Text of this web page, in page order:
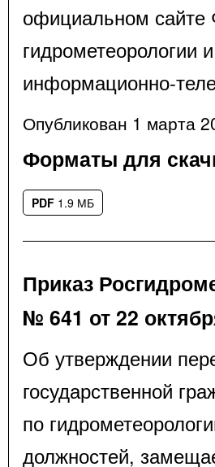
официальном
гидрометеорологии
информационно-
Опубликован 1 марта
Форматы для
PDF 1.9 МБ
Приказ
№ 641 от 22
Об утверждении
государственной
по
должностей,